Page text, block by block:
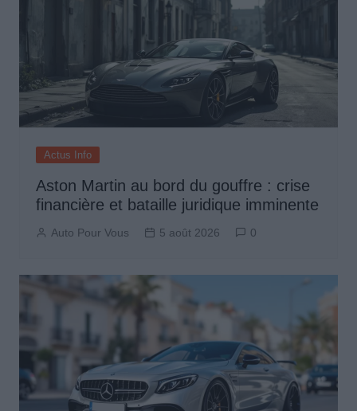
Actus Info
Aston Martin au bord du gouffre : crise
financière et bataille juridique imminente
Auto Pour Vous 5 août 2026 0